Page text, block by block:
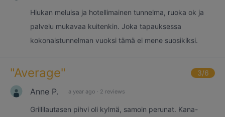
Hiukan meluisa ja hotellimainen tunnelma, ruoka ok ja
palvelu mukavaa kuitenkin. Joka tapauksessa
kokonaistunnelman vuoksi tämä ei mene suosikiksi.
"Average" 3/6
Anne P. a year ago · 2 reviews
Grillilautasen pihvi oli kylmä, samoin perunat. Kana-